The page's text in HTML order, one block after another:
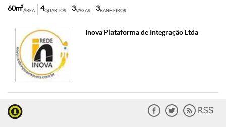
ÁREA
60m² QUARTOS
4 VAGAS
3 BANHEIROS
3
Inova Plataforma de Integração Ltda